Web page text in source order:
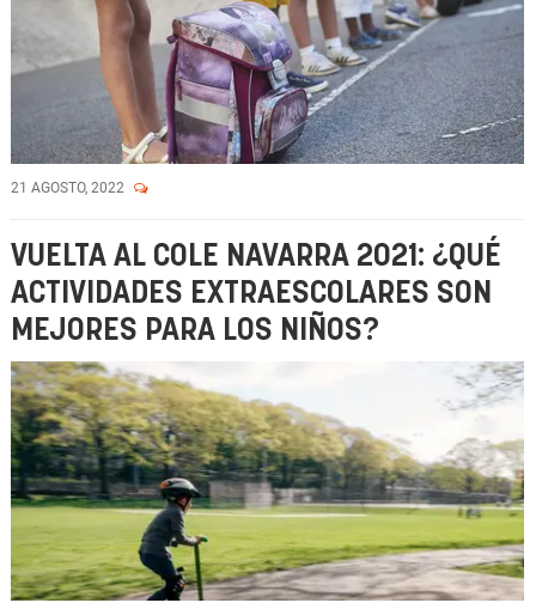
21 AGOSTO, 2022
VUELTA AL COLE NAVARRA 2021: ¿QUÉ
ACTIVIDADES EXTRAESCOLARES SON
MEJORES PARA LOS NIÑOS?